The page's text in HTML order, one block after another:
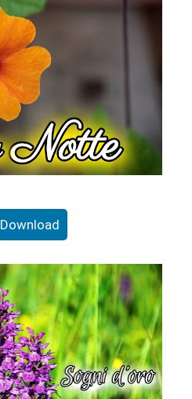
Download